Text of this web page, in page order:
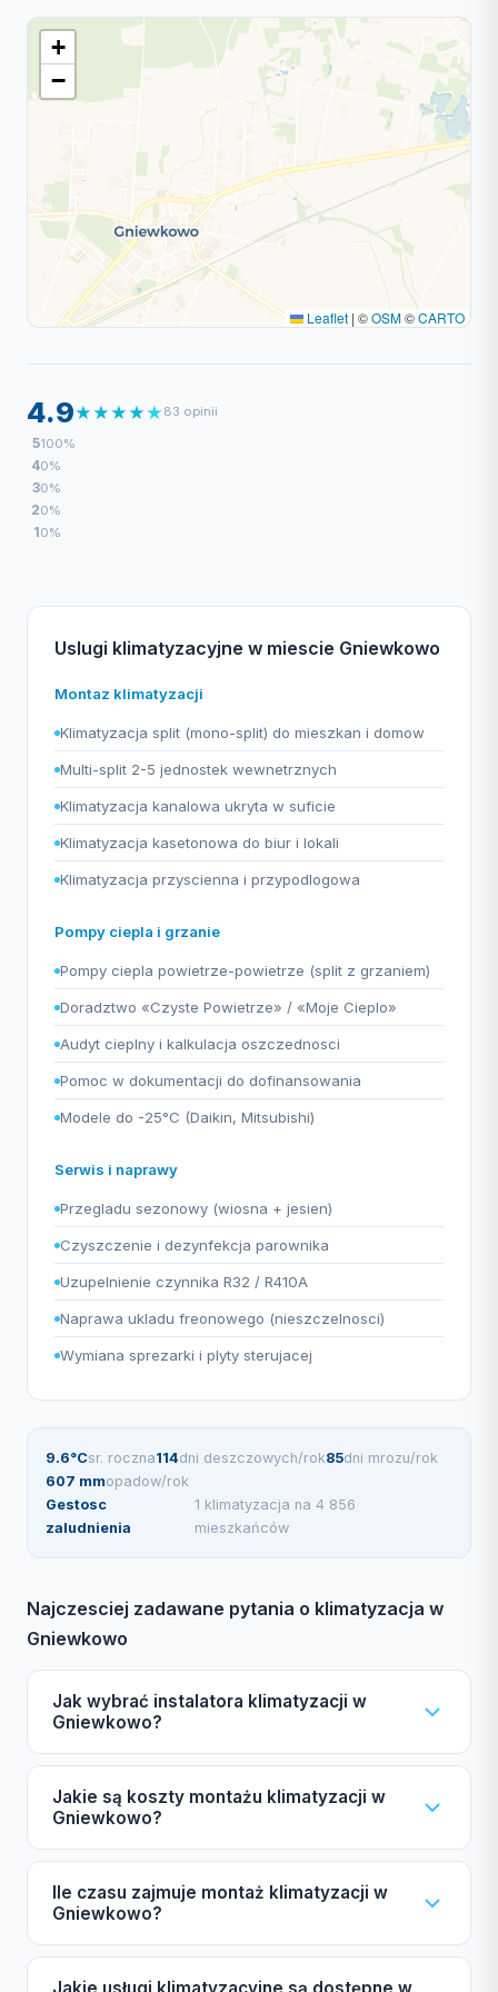
+
−
Leaflet | ©OSM©CARTO
4.9★★★★★ 83 opinii
5100%
40%
30%
20%
10%
Uslugi klimatyzacyjne w miescie Gniewkowo
Montaz klimatyzacji
Klimatyzacja split (mono-split) do mieszkan i domow
Multi-split 2-5 jednostek wewnetrznych
Klimatyzacja kanalowa ukryta w suficie
Klimatyzacja kasetonowa do biur i lokali
Klimatyzacja przyscienna i przypodlogowa
Pompy ciepla i grzanie
Pompy ciepla powietrze-powietrze (split z grzaniem)
Doradztwo «Czyste Powietrze» / «Moje Cieplo»
Audyt cieplny i kalkulacja oszczednosci
Pomoc w dokumentacji do dofinansowania
Modele do -25°C (Daikin, Mitsubishi)
Serwis i naprawy
Przegladu sezonowy (wiosna + jesien)
Czyszczenie i dezynfekcja parownika
Uzupelnienie czynnika R32 / R410A
Naprawa ukladu freonowego (nieszczelnosci)
Wymiana sprezarki i plyty sterujacej
9.6°Csr. roczna114dni deszczowych/rok85dni mrozu/rok
607 mmopadow/rok
Gestosc
zaludnienia
1 klimatyzacja na 4 856
mieszkańców
Najczesciej zadawane pytania o klimatyzacja w
Gniewkowo
Jak wybrać instalatora klimatyzacji w
Gniewkowo?
Wybierając instalatora klimatyzacji w Gniewkowo,
zwróć uwagę na certyfikat F-gazowy UDT,
Daikin, Mitsubishi i Samsung, a także na opinie w
naszym katalogu.
Jakie są koszty montażu klimatyzacji w
Gniewkowo?
Koszt montażu klimatyzacji w Gniewkowo zależy od
mocy urządzenia, liczby jednostek wewnętrznych
wyceny, aby poznać szczegóły.
Ile czasu zajmuje montaż klimatyzacji w
Gniewkowo?
Typowy montaż systemu split zajmuje od 4 do 8